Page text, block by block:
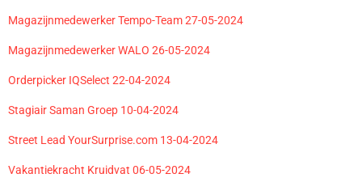
Magazijnmedewerker Tempo-Team 27-05-2024
Magazijnmedewerker WALO 26-05-2024
Orderpicker IQSelect 22-04-2024
Stagiair Saman Groep 10-04-2024
Street Lead YourSurprise.com 13-04-2024
Vakantiekracht Kruidvat 06-05-2024